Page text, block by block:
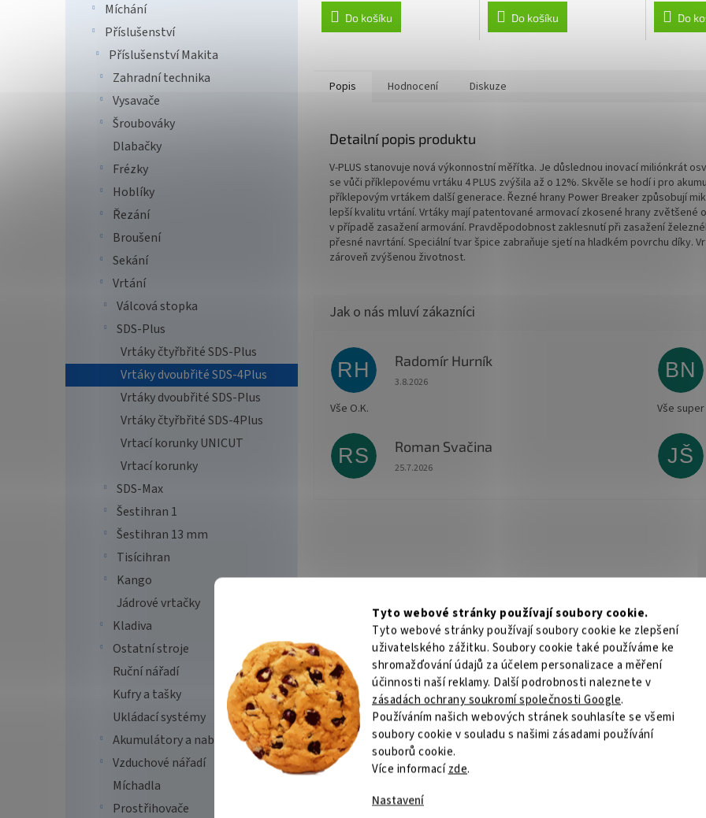
Tyto webové stránky používají soubory cookie.
Tyto webové stránky používají soubory cookie ke zlepšení
uživatelského zážitku. Soubory cookie také používáme ke
shromažďování údajů za účelem personalizace a měření
účinnosti naší reklamy. Další podrobnosti naleznete v
zásadách ochrany soukromí společnosti Google.
Používáním našich webových stránek souhlasíte se všemi
soubory cookie v souladu s našimi zásadami používání
souborů cookie.
Více informacízde.
Nastavení
Míchání
Příslušenství
Příslušenství Makita
Zahradní technika
Vysavače
Šroubováky
Dlabačky
Frézky
Hoblíky
Řezání
Broušení
Sekání
Vrtání
Válcová stopka
SDS-Plus
Vrtáky čtyřbřité SDS-Plus
Vrtáky dvoubřité SDS-4Plus
Vrtáky dvoubřité SDS-Plus
Vrtáky čtyřbřité SDS-4Plus
Vrtací korunky UNICUT
Vrtací korunky
SDS-Max
Šestihran 1
Šestihran 13 mm
Tisícihran
Kango
Jádrové vrtačky
Kladiva
Ostatní stroje
Ruční nářadí
Kufry a tašky
Ukládací systémy
Akumulátory a nabíječky
Vzduchové nářadí
Míchadla
Prostřihovače
Do košíku Do košíku Do
Popis Hodnocení Diskuze
Detailní popis produktu
V-PLUS stanovuje nová výkonnostní měřítka. Je důslednou inovací miliónkrát
se vůči příklepovému vrtáku 4 PLUS zvýšila až o 12%. Skvěle se hodí i pro
příklepovým vrtákem další generace. Řezné hrany Power Breaker způsobují
lepší kvalitu vrtání. Vrtáky mají patentované armovací zkosené hrany
v případě zasažení armování. Pravděpodobnost zaklesnutí při zasažení
přesné navrtání. Speciální tvar špice zabraňuje sjetí na hladkém povrchu díky.
zároveň zvýšenou životnost.
RH Radomír Hurník
Hodnocení obchodu je 5 z 5 hvězdiček.
3.8.2026
Vše O.K.
BN
Vše
RS Roman Svačina
Hodnocení obchodu je 5 z 5 hvězdiček.
25.7.2026
JŠ